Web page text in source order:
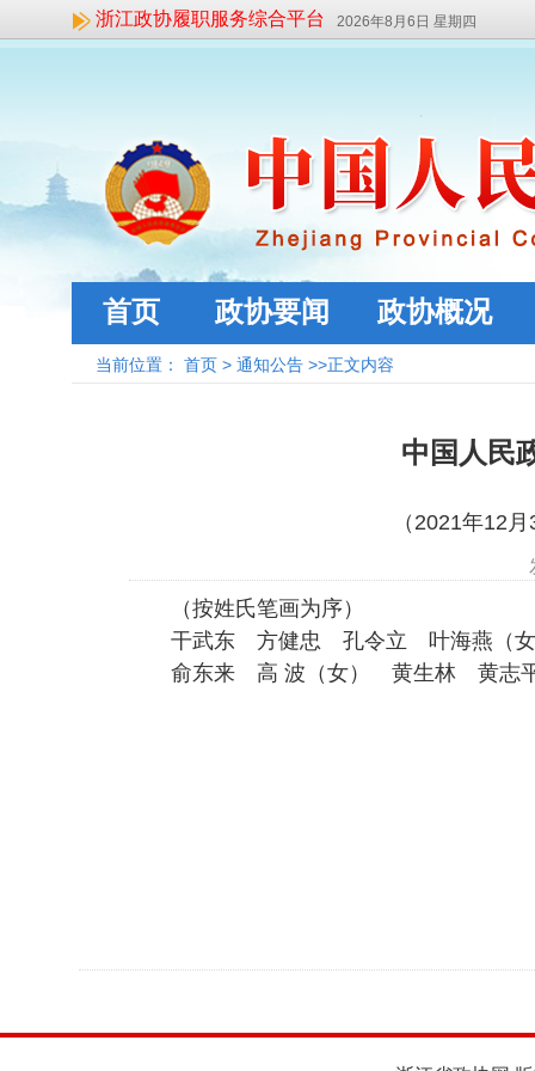
浙江政协履职服务综合平台 2026年8月6日 星期四
首页 政协要闻 政协概况
当前位置： 首页 > 通知公告 >>正文内容
中国人民
（ 2021年12 月
（按姓氏笔画为序）
干武东 方健忠 孔令立 叶海燕（
俞东来 高 波（女） 黄生林 黄志